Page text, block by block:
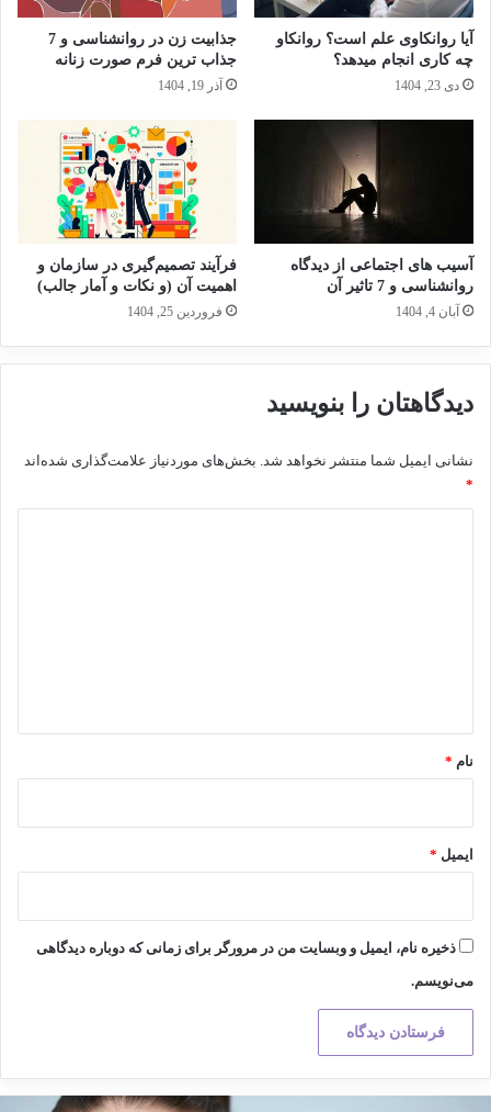
آیا روانکاوی علم است؟ روانکاو
چه کاری انجام میدهد؟
دی 23, 1404
جذابیت زن در روانشناسی و 7
جذاب ترین فرم صورت زنانه
آذر 19, 1404
آسیب های اجتماعی از دیدگاه
روانشناسی و 7 تاثیر آن
آبان 4, 1404
فرآیند تصمیم‌گیری در سازمان و
اهمیت آن (و نکات و آمار جالب)
فروردین 25, 1404
دیدگاهتان را بنویسید
نشانی ایمیل شما منتشر نخواهد شد. بخش‌های موردنیاز علامت‌گذاری شده‌اند
*
نام *
ایمیل *
ذخیره نام، ایمیل و وبسایت من در مرورگر برای زمانی که دوباره دیدگاهی
می‌نویسم.